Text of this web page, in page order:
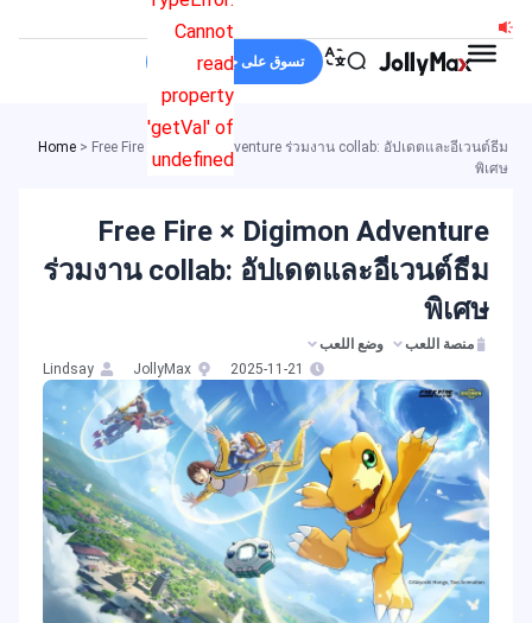
إلى
المحتوى
Cannot
read
property
'getVal' of
undefined
تسوق على جولي ماكس
Home > Free Fire × Digimon Adventure ร่วมงาน collab: อัปเดตและอีเวนต์ธีม
พิเศษ
Free Fire × Digimon Adventure
ร่วมงาน collab: อัปเดตและอีเวนต์ธีม
พิเศษ
منصة اللعب
وضع اللعب
2025-11-21
JollyMax
Lindsay